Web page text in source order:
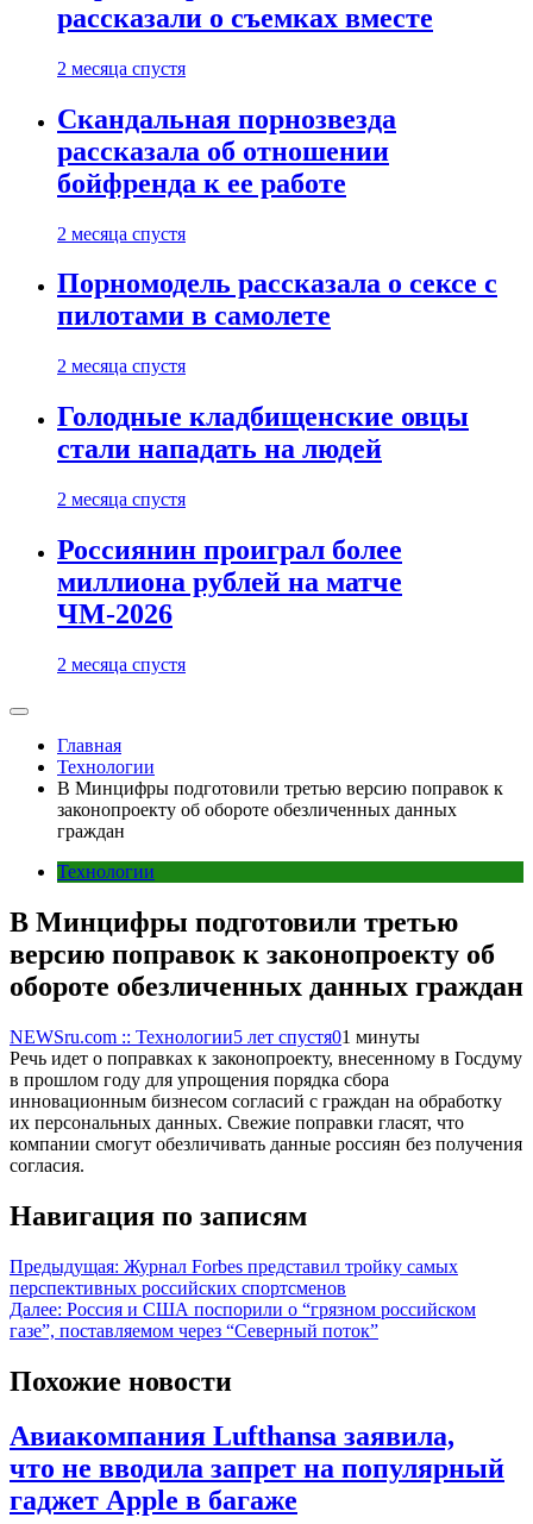
рассказали о съемках вместе
2 месяца спустя
Скандальная порнозвезда
рассказала об отношении
бойфренда к ее работе
2 месяца спустя
Порномодель рассказала о сексе с
пилотами в самолете
2 месяца спустя
Голодные кладбищенские овцы
стали нападать на людей
2 месяца спустя
Россиянин проиграл более
миллиона рублей на матче
ЧМ-2026
2 месяца спустя
Главная
Технологии
В Минцифры подготовили третью версию поправок к
законопроекту об обороте обезличенных данных
граждан
Технологии
В Минцифры подготовили третью
версию поправок к законопроекту об
обороте обезличенных данных граждан
NEWSru.com :: Технологии5 лет спустя01 минуты
Речь идет о поправках к законопроекту, внесенному в Госдуму
в прошлом году для упрощения порядка сбора
инновационным бизнесом согласий с граждан на обработку
их персональных данных. Свежие поправки гласят, что
компании смогут обезличивать данные россиян без получения
согласия.
Навигация по записям
Предыдущая: Журнал Forbes представил тройку самых
перспективных российских спортсменов
Далее: Россия и США поспорили о “грязном российском
газе”, поставляемом через “Северный поток”
Похожие новости
Авиакомпания Lufthansa заявила,
что не вводила запрет на популярный
гаджет Apple в багаже